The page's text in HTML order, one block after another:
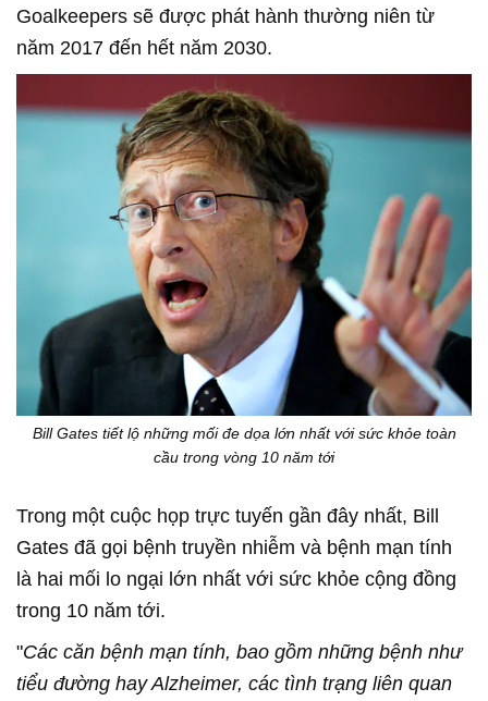
Goalkeepers sẽ được phát hành thường niên từ
năm 2017 đến hết năm 2030.
Bill Gates tiết lộ những mối đe dọa lớn nhất với sức khỏe toàn
cầu trong vòng 10 năm tới
Trong một cuộc họp trực tuyến gần đây nhất, Bill
Gates đã gọi bệnh truyền nhiễm và bệnh mạn tính
là hai mối lo ngại lớn nhất với sức khỏe cộng đồng
trong 10 năm tới.
"Các căn bệnh mạn tính, bao gồm những bệnh như
tiểu đường hay Alzheimer, các tình trạng liên quan